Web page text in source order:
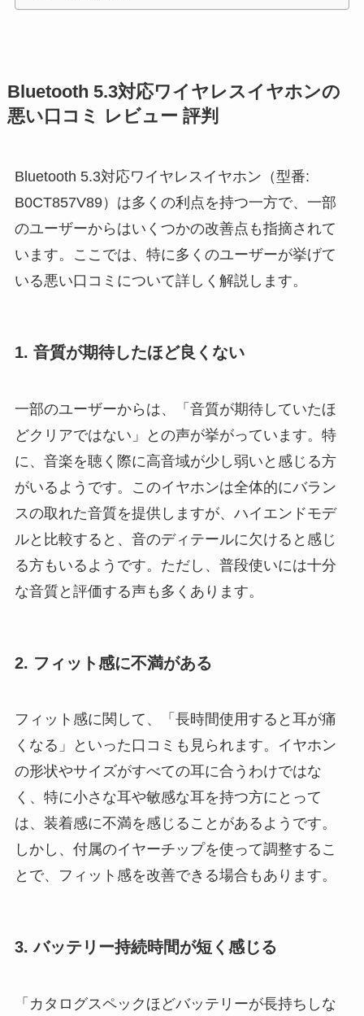
Bluetooth 5.3対応ワイヤレスイヤホンの
悪い口コミ レビュー 評判
Bluetooth 5.3対応ワイヤレスイヤホン（型番:
B0CT857V89）は多くの利点を持つ一方で、一部
のユーザーからはいくつかの改善点も指摘されて
います。ここでは、特に多くのユーザーが挙げて
いる悪い口コミについて詳しく解説します。
1. 音質が期待したほど良くない
一部のユーザーからは、「音質が期待していたほ
どクリアではない」との声が挙がっています。特
に、音楽を聴く際に高音域が少し弱いと感じる方
がいるようです。このイヤホンは全体的にバラン
スの取れた音質を提供しますが、ハイエンドモデ
ルと比較すると、音のディテールに欠けると感じ
る方もいるようです。ただし、普段使いには十分
な音質と評価する声も多くあります。
2. フィット感に不満がある
フィット感に関して、「長時間使用すると耳が痛
くなる」といった口コミも見られます。イヤホン
の形状やサイズがすべての耳に合うわけではな
く、特に小さな耳や敏感な耳を持つ方にとって
は、装着感に不満を感じることがあるようです。
しかし、付属のイヤーチップを使って調整するこ
とで、フィット感を改善できる場合もあります。
3. バッテリー持続時間が短く感じる
「カタログスペックほどバッテリーが長持ちしな